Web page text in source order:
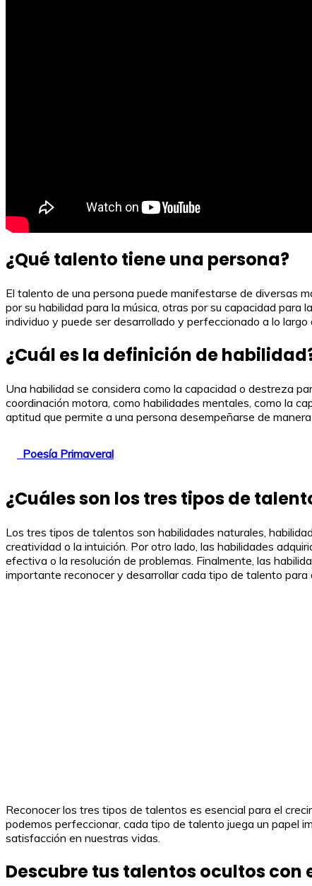
¿Qué talento tiene una persona?
El talento de una persona puede manifestarse de diversas
por su habilidad para la música, otras por su capacidad
individuo y puede ser desarrollado y perfeccionado a lo largo
¿Cuál es la definición de
Una habilidad se considera como la capacidad o destreza
coordinación motora, como habilidades mentales, como la
aptitud que permite a una persona desempeñarse de
Poesía Primaveral
¿Cuáles son los tres tipos de
Los tres tipos de talentos son habilidades naturales,
creatividad o la intuición. Por otro lado, las habilidades
efectiva o la resolución de problemas. Finalmente, las
importante reconocer y desarrollar cada tipo de talento
Reconocer los tres tipos de talentos es esencial para el
podemos perfeccionar, cada tipo de talento juega un papel
satisfacción en nuestras vidas.
Descubre tus talentos ocultos con